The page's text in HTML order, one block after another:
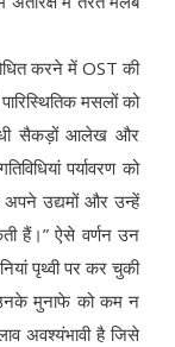
करने में OST की
मसलों को
सैकड़ों आलेख और
पर्यावरण को
उद्यमों और उन्हें
हैं।” ऐसे वर्णन उन
पृथ्वी पर कर चुकी
उनके मुनाफे को कम न
अवश्यंभावी है जिसे